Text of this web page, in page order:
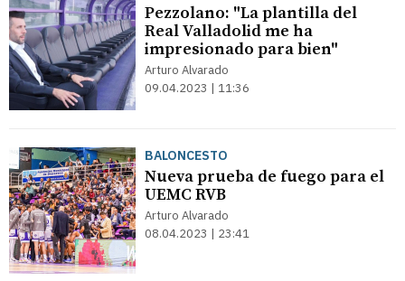
Pezzolano: "La plantilla del
Real Valladolid me ha
impresionado para bien"
Arturo Alvarado
09.04.2023 | 11:36
BALONCESTO
Nueva prueba de fuego para el
UEMC RVB
Arturo Alvarado
08.04.2023 | 23:41